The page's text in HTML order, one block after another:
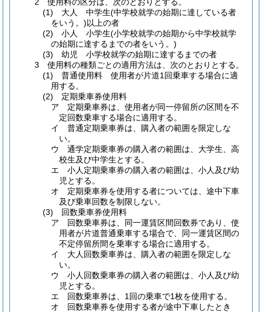
(1) 大人 中学生(中学校就学の始期に達している者
をいう。)以上の者
(2) 小人 小学生(小学校就学の始期から中学校就学
の始期に達するまでの者をいう。)
(3) 幼児 小学校就学の始期に達するまでの者
3 使用料の種類ごとの適用方法は、次のとおりとする。
(1) 普通使用料 使用者が片道1回乗車する場合に適
用する。
(2) 定期乗車券使用料
ア 定期乗車券は、使用者が同一停留所の区間を不
定回数乗車する場合に適用する。
イ 普通定期乗車券は、購入者の範囲を限定しな
い。
ウ 通学定期乗車券の購入者の範囲は、大学生、高
校生及び中学生とする。
エ 小人定期乗車券の購入者の範囲は、小人及び幼
児とする。
オ 定期乗車券を使用する者については、途中下車
及び乗車回数を制限しない。
(3) 回数乗車券使用料
ア 回数乗車券は、同一運賃区間回数券であり、使
用者が片道普通乗車する場合で、同一運賃区間の
不定停留所間を乗車する場合に適用する。
イ 大人回数乗車券は、購入者の範囲を限定しな
い。
ウ 小人回数乗車券の購入者の範囲は、小人及び幼
児とする。
エ 回数乗車券は、1回の乗車で1枚を使用する。
オ 回数乗車券を使用する者が途中下車したとき